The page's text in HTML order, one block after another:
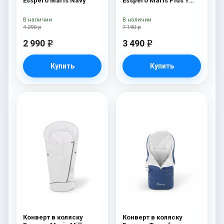
4 290 р
2 990 e
Купить
В наличии
мех) Milk
7 190 р
3 490 e
Купить
В наличии
Конверт в коляску
Конверт в коляску